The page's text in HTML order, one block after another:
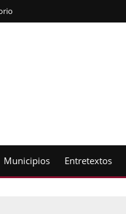
Municipios Entretextos